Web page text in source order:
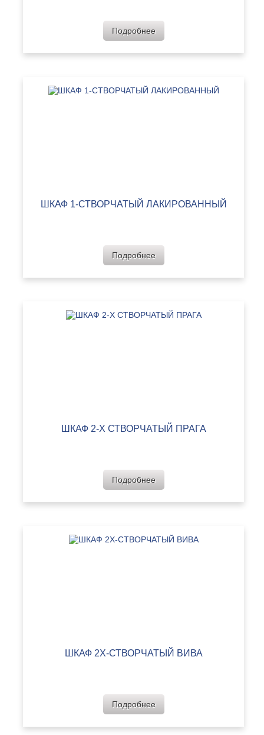
Подробнее
ШКАФ 1-СТВОРЧАТЫЙ ЛАКИРОВАННЫЙ
Подробнее
ШКАФ 2-Х СТВОРЧАТЫЙ ПРАГА
Подробнее
ШКАФ 2Х-СТВОРЧАТЫЙ ВИВА
Подробнее